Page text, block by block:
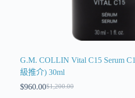
G.M. COLLIN Vital C15 Serum
級推介) 30ml
$1,200.00
$960.00